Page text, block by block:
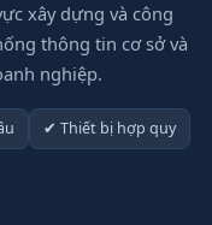
xây dựng và công
thông tin cơ sở và
nghiệp.
✔ Thiết bị hợp quy